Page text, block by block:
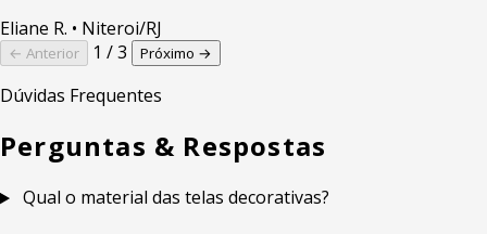
Eliane R. • Niteroi/RJ
← Anterior 1 / 3 Próximo →
Dúvidas Frequentes
Perguntas & Respostas
Qual o material das telas decorativas?